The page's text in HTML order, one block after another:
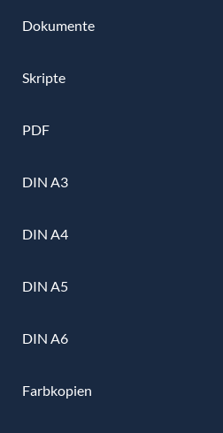
Dokumente
Skripte
PDF
DIN A3
DIN A4
DIN A5
DIN A6
Farbkopien